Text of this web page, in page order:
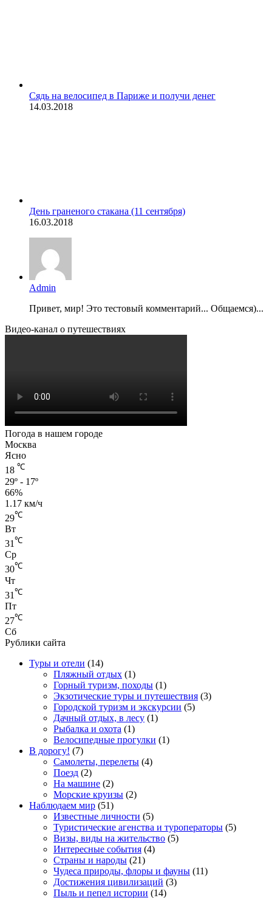
Сядь на велосипед в Париже и получи денег
14.03.2018
День граненого стакана (11 сентября)
16.03.2018
Admin
Привет, мир! Это тестовый комментарий... Общаемся)...
Видео-канал о путешествиях
Погода в нашем городе
Москва
Ясно
18 ℃
29º - 17º
66%
1.17 км/ч
29℃
Вт
31 ℃
Ср
30℃
Чт
31 ℃
Пт
27℃
Сб
Рублики сайта
Туры и отели (14)
Пляжный отдых (1)
Горный туризм, походы (1)
Экзотические туры и путешествия (3)
Городской туризм и экскурсии (5)
Дачный отдых, в лесу (1)
Рыбалка и охота (1)
Велосипедные прогулки (1)
В дорогу! (7)
Самолеты, перелеты (4)
Поезд (2)
На машине (2)
Морские круизы (2)
Наблюдаем мир (51)
Известные личности (5)
Туристические агенства и туроператоры (5)
Визы, виды на жительство (5)
Интересные события (4)
Страны и народы (21)
Чудеса природы, флоры и фауны (11)
Достижения цивилизаций (3)
Пыль и пепел истории (14)